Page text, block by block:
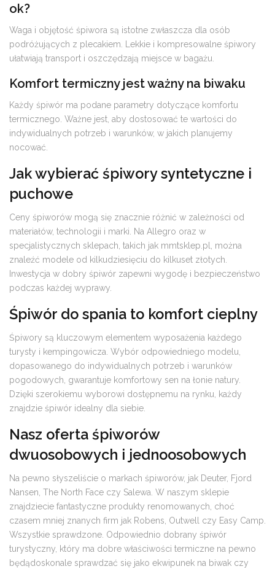
ok?
Waga i objętość śpiwora są istotne zwłaszcza dla osób
podróżujących z plecakiem. Lekkie i kompresowalne śpiwory
ułatwiają transport i oszczędzają miejsce w bagażu.
Komfort termiczny jest ważny na biwaku
Każdy śpiwór ma podane parametry dotyczące komfortu
termicznego. Ważne jest, aby dostosować te wartości do
indywidualnych potrzeb i warunków, w jakich planujemy
nocować.
Jak wybierać śpiwory syntetyczne i
puchowe
Ceny śpiworów mogą się znacznie różnić w zależności od
materiałów, technologii i marki. Na Allegro oraz w
specjalistycznych sklepach, takich jak mmtsklep.pl, można
znaleźć modele od kilkudziesięciu do kilkuset złotych.
Inwestycja w dobry śpiwór zapewni wygodę i bezpieczeństwo
podczas każdej wyprawy.
Śpiwór do spania to komfort cieplny
Śpiwory są kluczowym elementem wyposażenia każdego
turysty i kempingowicza. Wybór odpowiedniego modelu,
dopasowanego do indywidualnych potrzeb i warunków
pogodowych, gwarantuje komfortowy sen na łonie natury.
Dzięki szerokiemu wyborowi dostępnemu na rynku, każdy
znajdzie śpiwór idealny dla siebie.
Nasz oferta śpiworów
dwuosobowych i jednoosobowych
Na pewno słyszeliście o markach śpiworów, jak Deuter, Fjord
Nansen, The North Face czy Salewa. W naszym sklepie
znajdziecie fantastyczne produkty renomowanych, choć
czasem mniej znanych firm jak Robens, Outwell czy Easy Camp.
Wszystkie sprawdzone. Odpowiednio dobrany śpiwór
turystyczny, który ma dobre właściwości termiczne na pewno
będądoskonale sprawdzać się jako ekwipunek na biwak czy